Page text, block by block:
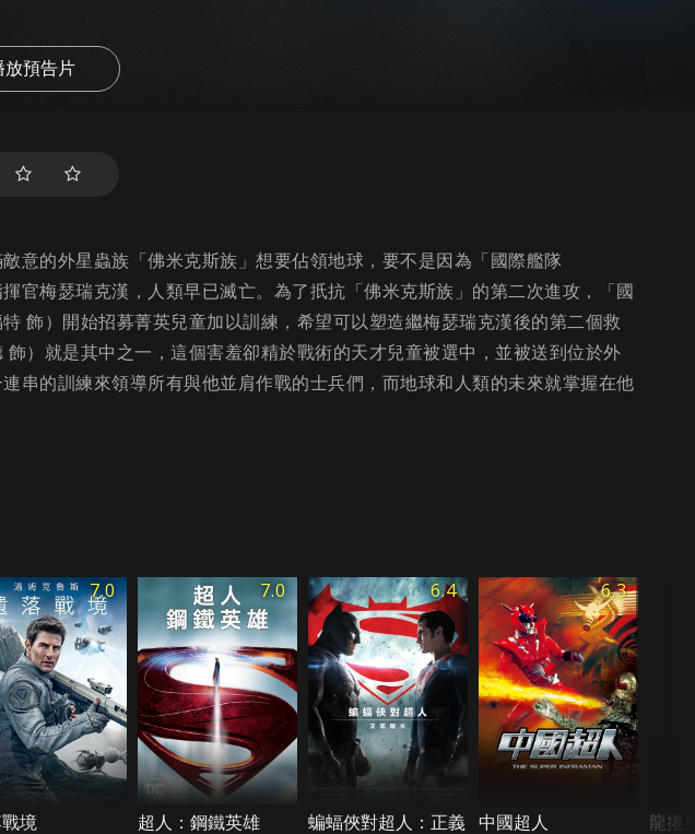
放預告片
意的外星蟲族「佛米克斯族」想要佔領地球，要不是因為「國際艦隊
官梅瑟瑞克漢，人類早已滅亡。為了扺抗「佛米克斯族」的第二次進攻，「國
飾）開始招募菁英兒童加以訓練，希望可以塑造繼梅瑟瑞克漢後的第二個救
）就是其中之一，這個害羞卻精於戰術的天才兒童被選中，並被送到位於外
串的訓練來領導所有與他並肩作戰的士兵們，而地球和人類的未來就掌握在他
7.0
境
7.0
超人：鋼鐵英雄
6.4
蝙蝠俠對超人：正義
6.3
中國超人 龍捲